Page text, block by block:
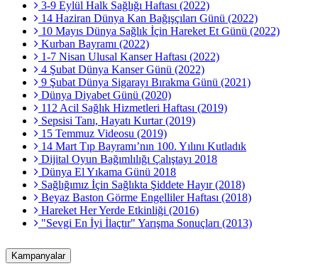
3-9 Eylül Halk Sağlığı Haftası (2022)
14 Haziran Dünya Kan Bağışçıları Günü (2022)
10 Mayıs Dünya Sağlık İçin Hareket Et Günü (2022)
Kurban Bayramı (2022)
1-7 Nisan Ulusal Kanser Haftası (2022)
4 Şubat Dünya Kanser Günü (2022)
9 Şubat Dünya Sigarayı Bırakma Günü (2021)
Dünya Diyabet Günü (2020)
112 Acil Sağlık Hizmetleri Haftası (2019)
Sepsisi Tanı, Hayatı Kurtar (2019)
15 Temmuz Videosu (2019)
14 Mart Tıp Bayramı’nın 100. Yılını Kutladık
Dijital Oyun Bağımlılığı Çalıştayı 2018
Dünya El Yıkama Günü 2018
Sağlığımız İçin Sağlıkta Şiddete Hayır (2018)
Beyaz Baston Görme Engelliler Haftası (2018)
Hareket Her Yerde Etkinliği (2016)
"Sevgi En İyi İlaçtır" Yarışma Sonuçları (2013)
Kampanyalar